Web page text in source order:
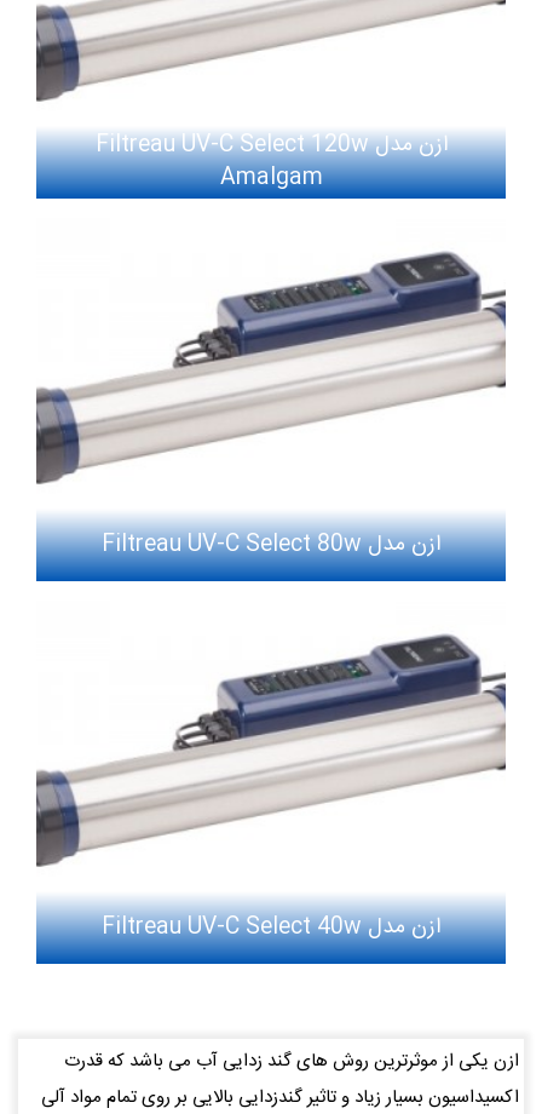
ازن مدل Filtreau UV-C Select 120w
Amalgam
ازن مدل Filtreau UV-C Select 80w
ازن مدل Filtreau UV-C Select 40w
ازن یکی از موثرترین روش های گند زدایی آب می باشد که قدرت
اکسیداسیون بسیار زیاد و تاثیر گندزدایی بالایی بر روی تمام مواد آلی